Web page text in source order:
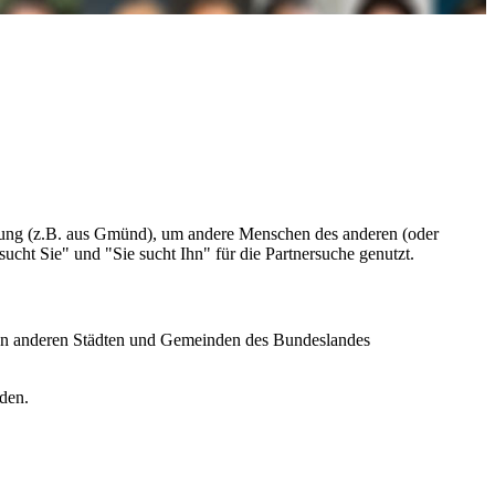
(z.B. aus Gmünd), um andere Menschen des anderen (oder
Sie" und "Sie sucht Ihn" für die Partnersuche genutzt.
Städten und Gemeinden des Bundeslandes